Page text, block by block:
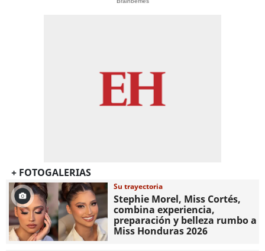
+ FOTOGALERIAS
Su trayectoria
Stephie Morel, Miss Cortés,
combina experiencia,
preparación y belleza rumbo a
Miss Honduras 2026